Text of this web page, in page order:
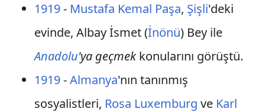
1919- Mustafa Kemal Paşa, Şişli'deki
evinde, Albay İsmet (İnönü) Bey ile
Anadolu'ya geçmekkonularını görüştü.
1919-Almanya'nın tanınmış
sosyalistleri, Rosa Luxemburg ve Karl